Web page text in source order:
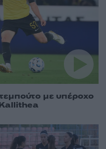
με υπέροχο